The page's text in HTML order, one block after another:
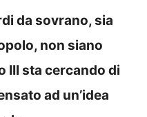
da sovrano, sia
non siano
III sta cercando di
ad un’idea